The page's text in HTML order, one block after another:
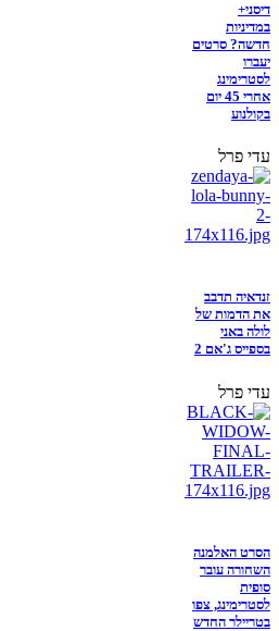
דיסני+
במדיניות
חדשה? סרטים
יעברו
לסטרימינג
אחרי 45 יום
בקולנוע
עדי פרל
זנדאיה תדבב
את הדמות של
לולה באני
בספייס ג'אם 2
עדי פרל
הסרט האלמנה
השחורה עובר
סופית
לסטרימינג, צפו
בטריילר החדש